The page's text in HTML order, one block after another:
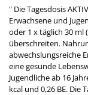
" Die Tagesdosis
Erwachsene und
oder 1 x täglich 30 ml
überschreiten.
abwechslungsreiche
eine gesunde
Jugendliche ab 16
kcal und 0,26 BE. Die